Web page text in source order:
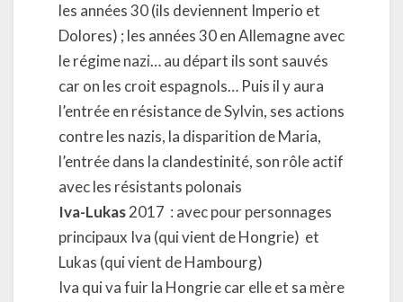
les années 30 (ils deviennent Imperio et
Dolores) ; les années 30 en Allemagne avec
le régime nazi… au départ ils sont sauvés
car on les croit espagnols… Puis il y aura
l’entrée en résistance de Sylvin, ses actions
contre les nazis, la disparition de Maria,
l’entrée dans la clandestinité, son rôle actif
avec les résistants polonais
Iva-Lukas2017 : avec pour personnages
principaux Iva (qui vient de Hongrie) et
Lukas (qui vient de Hambourg)
Iva qui va fuir la Hongrie car elle et sa mère